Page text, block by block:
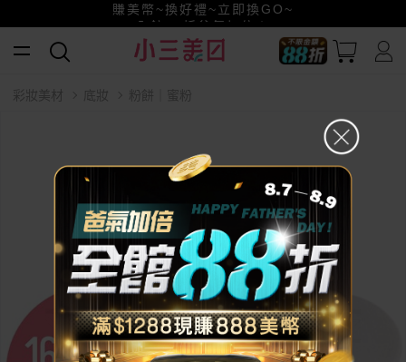
賺美幣~換好禮~立即換GO~
小三美日x全支付~美幣+全點折上折超划算
全館88折爸氣加倍！
彩妝美材 底妝 粉餅｜蜜粉